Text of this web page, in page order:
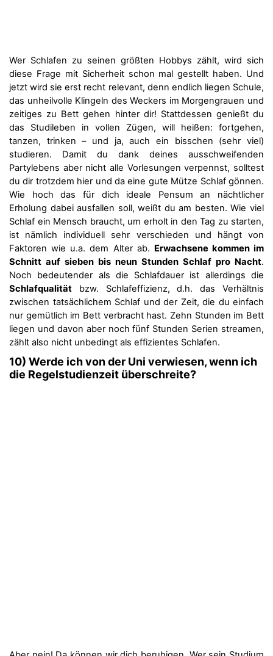
Wer Schlafen zu seinen größten Hobbys zählt, wird sich
diese Frage mit Sicherheit schon mal gestellt haben. Und
jetzt wird sie erst recht relevant, denn endlich liegen Schule,
das unheilvolle Klingeln des Weckers im Morgengrauen und
zeitiges zu Bett gehen hinter dir! Stattdessen genießt du
das Studileben in vollen Zügen, will heißen: fortgehen,
tanzen, trinken – und ja, auch ein bisschen (sehr viel)
studieren. Damit du dank deines ausschweifenden
Partylebens aber nicht alle Vorlesungen verpennst, solltest
du dir trotzdem hier und da eine gute Mütze Schlaf gönnen.
Wie hoch das für dich ideale Pensum an nächtlicher
Erholung dabei ausfallen soll, weißt du am besten. Wie viel
Schlaf ein Mensch braucht, um erholt in den Tag zu starten,
ist nämlich individuell sehr verschieden und hängt von
Faktoren wie u.a. dem Alter ab. Erwachsene kommen im
Schnitt auf sieben bis neun Stunden Schlaf pro Nacht.
Noch bedeutender als die Schlafdauer ist allerdings die
Schlafqualität bzw. Schlafeffizienz, d.h. das Verhältnis
zwischen tatsächlichem Schlaf und der Zeit, die du einfach
nur gemütlich im Bett verbracht hast. Zehn Stunden im Bett
liegen und davon aber noch fünf Stunden Serien streamen,
zählt also nicht unbedingt als effizientes Schlafen.
10) Werde ich von der Uni verwiesen, wenn ich
die Regelstudienzeit überschreite?